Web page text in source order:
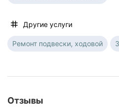
Другие услуги
Ремонт подвески, ходовой
Отзывы